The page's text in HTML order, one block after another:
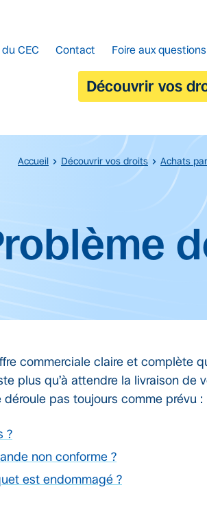
Découvrir vos
CEC Contact Foire aux questions
Accueil Découvrir vos droits Achats
commerciale claire et complète
plus qu’à attendre la livraison de
pas toujours comme prévu :
?
non conforme ?
est endommagé ?